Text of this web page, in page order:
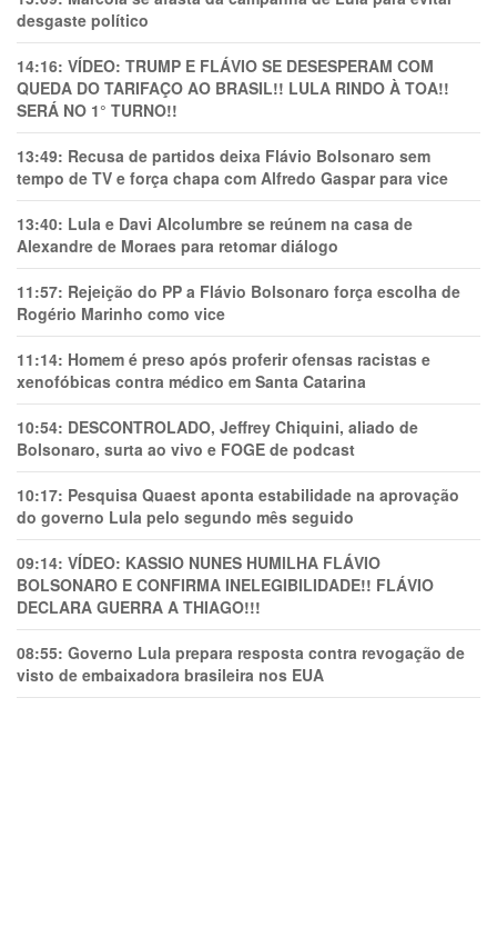
desgaste político
14:16: VÍDEO: TRUMP E FLÁVIO SE DESESPERAM COM
QUEDA DO TARIFAÇO AO BRASIL!! LULA RINDO À TOA!!
SERÁ NO 1° TURNO!!
13:49: Recusa de partidos deixa Flávio Bolsonaro sem
tempo de TV e força chapa com Alfredo Gaspar para vice
13:40: Lula e Davi Alcolumbre se reúnem na casa de
Alexandre de Moraes para retomar diálogo
11:57: Rejeição do PP a Flávio Bolsonaro força escolha de
Rogério Marinho como vice
11:14: Homem é preso após proferir ofensas racistas e
xenofóbicas contra médico em Santa Catarina
10:54: DESCONTROLADO, Jeffrey Chiquini, aliado de
Bolsonaro, surta ao vivo e FOGE de podcast
10:17: Pesquisa Quaest aponta estabilidade na aprovação
do governo Lula pelo segundo mês seguido
09:14: VÍDEO: KASSIO NUNES HUMlLHA FLÁVIO
BOLSONARO E CONFIRMA INELEGIBILIDADE!! FLÁVIO
DECLARA GUERRA A THIAGO!!!
08:55: Governo Lula prepara resposta contra revogação de
visto de embaixadora brasileira nos EUA